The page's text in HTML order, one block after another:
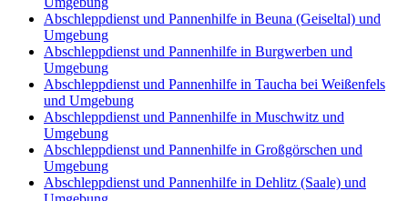
Abschleppdienst und Pannenhilfe in Beuna (Geiseltal) und
Umgebung
Abschleppdienst und Pannenhilfe in Burgwerben und
Umgebung
Abschleppdienst und Pannenhilfe in Taucha bei Weißenfels
und Umgebung
Abschleppdienst und Pannenhilfe in Muschwitz und
Umgebung
Abschleppdienst und Pannenhilfe in Großgörschen und
Umgebung
Abschleppdienst und Pannenhilfe in Dehlitz (Saale) und